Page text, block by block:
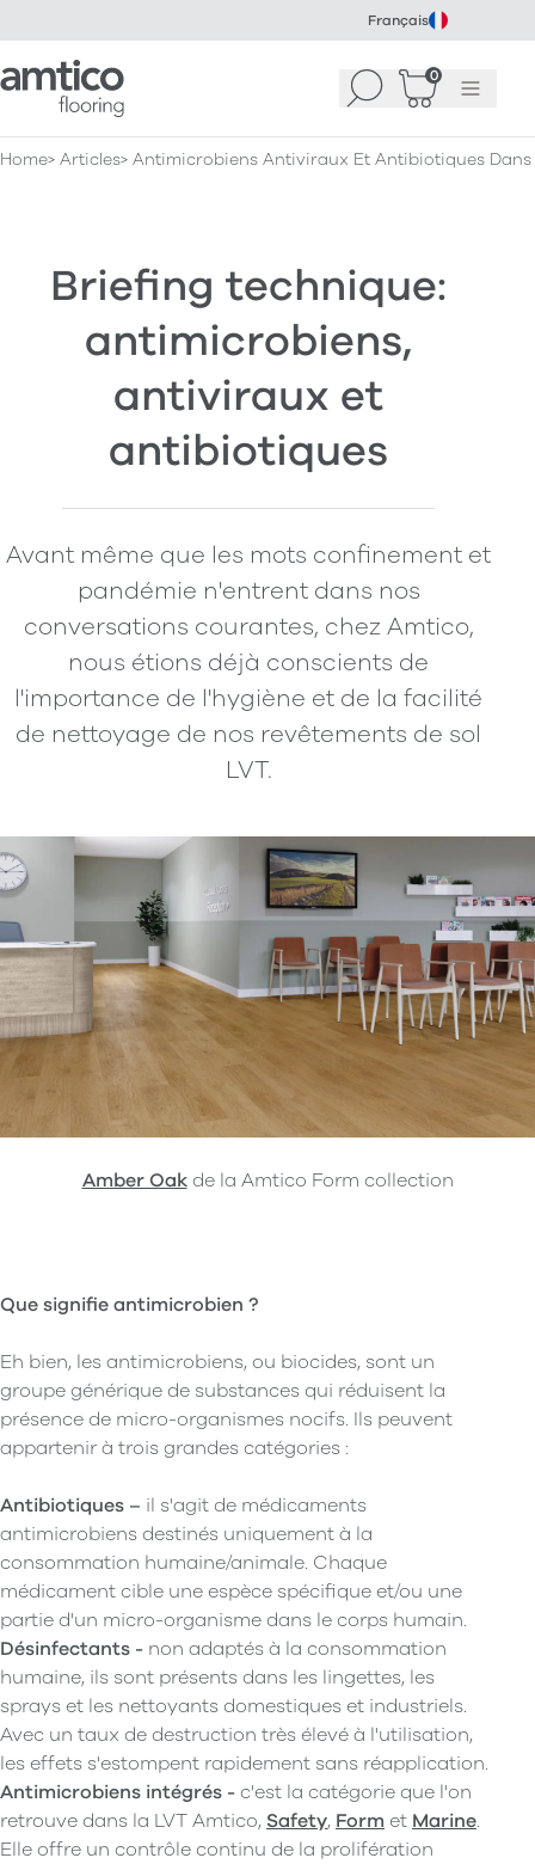
Français
Amtico Flooring Recherche
0
Panier(0)
Menu
Home Articles Antimicrobiens Antiviraux Et Antibiotiques Dans
Briefing technique:
antimicrobiens,
antiviraux et
antibiotiques
Avant même que les mots confinement et
pandémie n'entrent dans nos
conversations courantes, chez Amtico,
nous étions déjà conscients de
l'importance de l'hygiène et de la facilité
de nettoyage de nos revêtements de sol
LVT.
Amber Oakde la Amtico Form collection
Que signifie antimicrobien ?
Eh bien, les antimicrobiens, ou biocides, sont un
groupe générique de substances qui réduisent la
présence de micro-organismes nocifs. Ils peuvent
appartenir à trois grandes catégories :
Antibiotiques – il s'agit de médicaments
antimicrobiens destinés uniquement à la
consommation humaine/animale. Chaque
médicament cible une espèce spécifique et/ou une
partie d'un micro-organisme dans le corps humain.
Désinfectants - non adaptés à la consommation
humaine, ils sont présents dans les lingettes, les
sprays et les nettoyants domestiques et industriels.
Avec un taux de destruction très élevé à l'utilisation,
les effets s'estompent rapidement sans réapplication.
Antimicrobiens intégrés - c'est la catégorie que l'on
retrouve dans la LVT Amtico, Safety, Form et Marine.
Elle offre un contrôle continu de la prolifération